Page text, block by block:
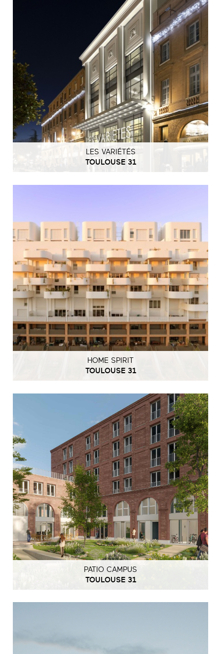
LES VARIÉTÉS
TOULOUSE 31
HOME SPIRIT
TOULOUSE 31
PATIO CAMPUS
TOULOUSE 31